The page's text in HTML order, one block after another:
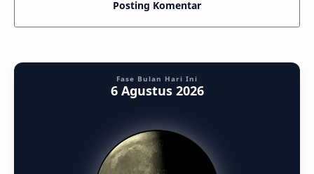
Posting Komentar
Fase Bulan Hari Ini
6 Agustus 2026